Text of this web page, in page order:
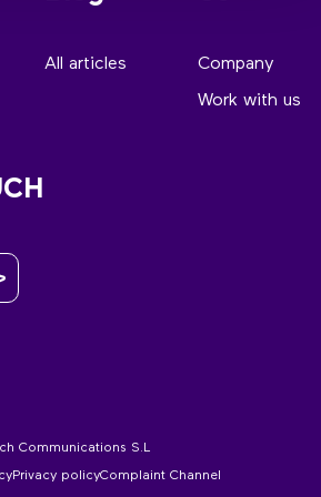
All articles Company
Work with us
Communications S.L
Privacy policyComplaint Channel